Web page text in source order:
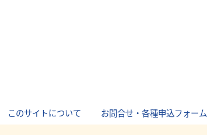
このサイトについて お問合せ・各種申込フォーム